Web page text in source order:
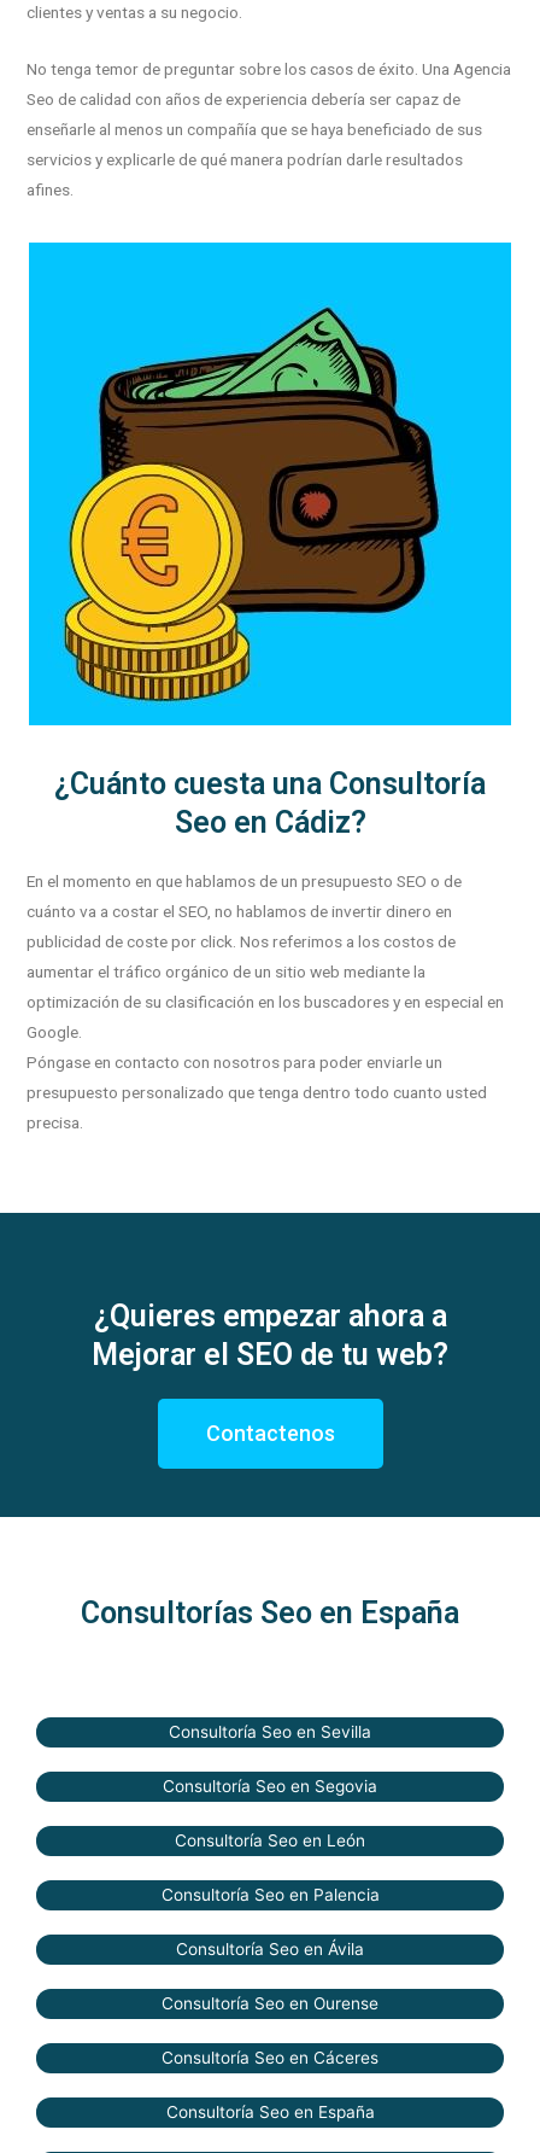
clientes y ventas a su negocio.
No tenga temor de preguntar sobre los casos de éxito. Una Agencia
Seo de calidad con años de experiencia debería ser capaz de
enseñarle al menos un compañía que se haya beneficiado de sus
servicios y explicarle de qué manera podrían darle resultados
afines.
¿Cuánto cuesta una Consultoría
Seo en Cádiz?
En el momento en que hablamos de un presupuesto SEO o de
cuánto va a costar el SEO, no hablamos de invertir dinero en
publicidad de coste por click. Nos referimos a los costos de
aumentar el tráfico orgánico de un sitio web mediante la
optimización de su clasificación en los buscadores y en especial en
Google.
Póngase en contacto con nosotros para poder enviarle un
presupuesto personalizado que tenga dentro todo cuanto usted
precisa.
¿Quieres empezar ahora a
Mejorar el SEO de tu web?
Contactenos
Consultorías Seo en España
Consultoría Seo en Sevilla
Consultoría Seo en Segovia
Consultoría Seo en León
Consultoría Seo en Palencia
Consultoría Seo en Ávila
Consultoría Seo en Ourense
Consultoría Seo en Cáceres
Consultoría Seo en España